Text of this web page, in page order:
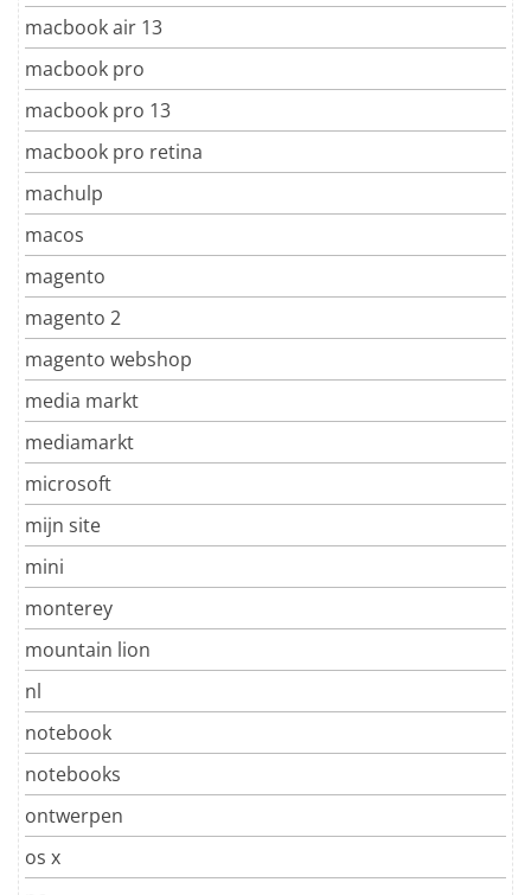
macbook air 13
macbook pro
macbook pro 13
macbook pro retina
machulp
macos
magento
magento 2
magento webshop
media markt
mediamarkt
microsoft
mijn site
mini
monterey
mountain lion
nl
notebook
notebooks
ontwerpen
os x